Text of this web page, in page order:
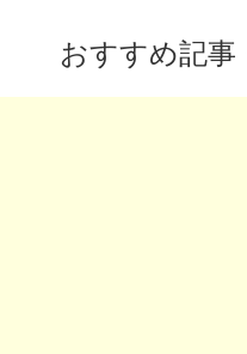
おすすめ記事